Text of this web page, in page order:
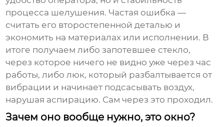
процесса шелушения. Частая ошибка —
считать его второстепенной деталью и
экономить на материалах или исполнении. В
итоге получаем либо запотевшее стекло,
через которое ничего не видно уже через час
работы, либо люк, который разбалтывается от
вибрации и начинает подсасывать воздух,
нарушая аспирацию. Сам через это проходил.
Зачем оно вообще нужно, это окно?